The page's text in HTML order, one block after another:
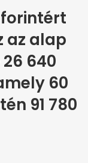
forintért
az alap
640
60
91 780